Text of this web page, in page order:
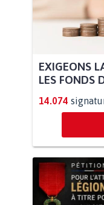
EXIGEONS
LES FONDS
14.074